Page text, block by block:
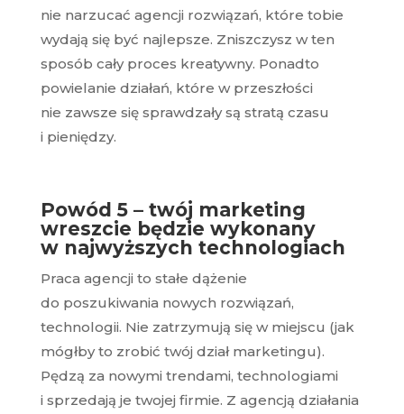
nie narzucać agencji rozwiązań, które tobie
wydają się być najlepsze. Zniszczysz w ten
sposób cały proces kreatywny. Ponadto
powielanie działań, które w przeszłości
nie zawsze się sprawdzały są stratą czasu
i pieniędzy.
Powód 5 – twój marketing
wreszcie będzie wykonany
w najwyższych technologiach
Praca agencji to stałe dążenie
do poszukiwania nowych rozwiązań,
technologii. Nie zatrzymują się w miejscu (jak
mógłby to zrobić twój dział marketingu).
Pędzą za nowymi trendami, technologiami
i sprzedają je twojej firmie. Z agencją działania